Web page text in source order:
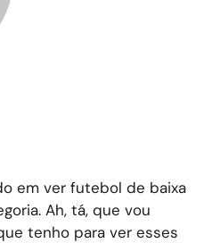
em ver futebol de baixa
Ah, tá, que vou
tenho para ver esses